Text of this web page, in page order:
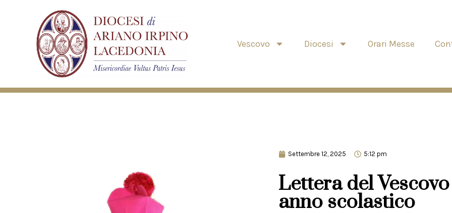
Vescovo Diocesi Orari Messe
Settembre 12, 2025 5:12 pm
Lettera del
anno scolastico